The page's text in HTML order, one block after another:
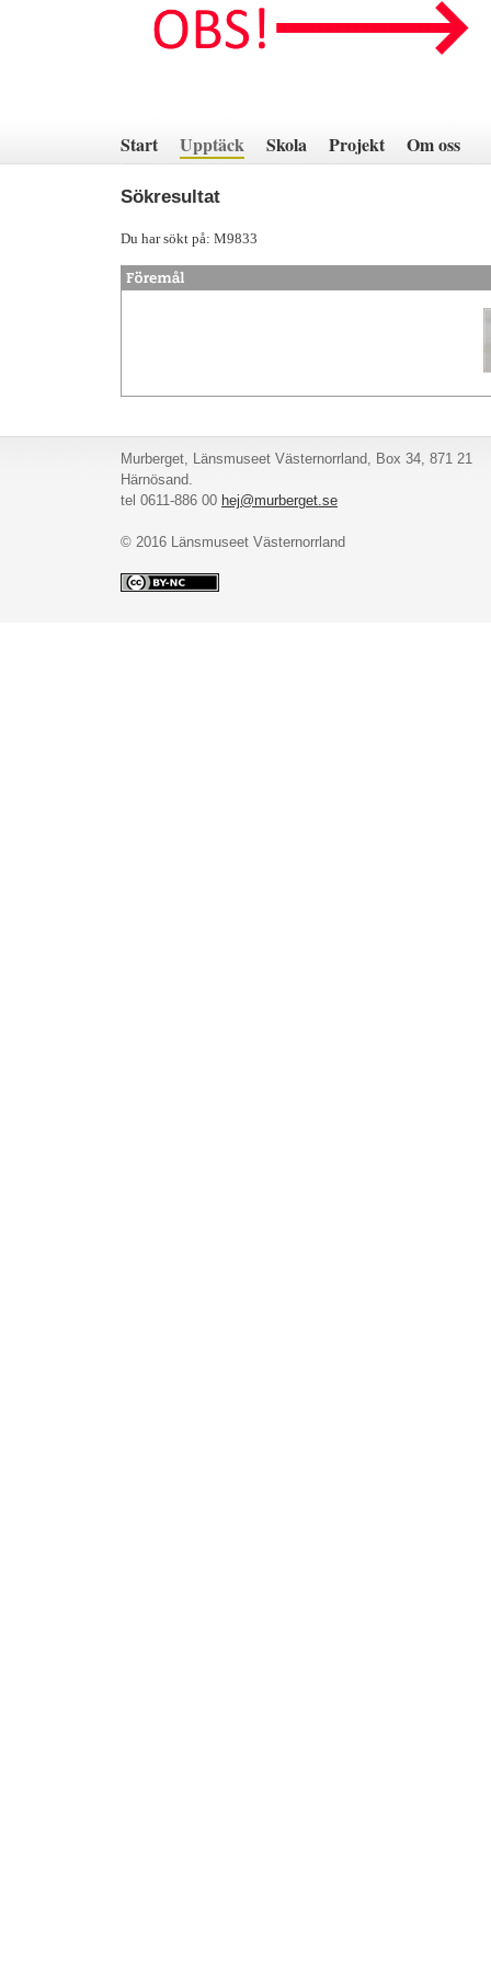
innehåll
Start Upptäck Skola Projekt Om oss
Sökresultat
Du har sökt på: M9833
Murberget, Länsmuseet Västernorrland, Box 34, 871 21
Härnösand.
tel 0611-886 00 hej@murberget.se
© 2016 Länsmuseet Västernorrland